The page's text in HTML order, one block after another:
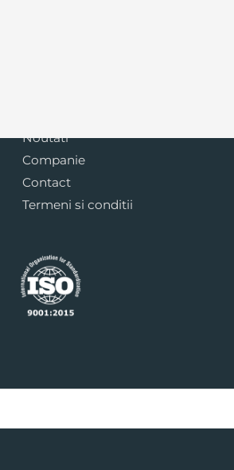
Noutati
Companie
Contact
Termeni si conditii